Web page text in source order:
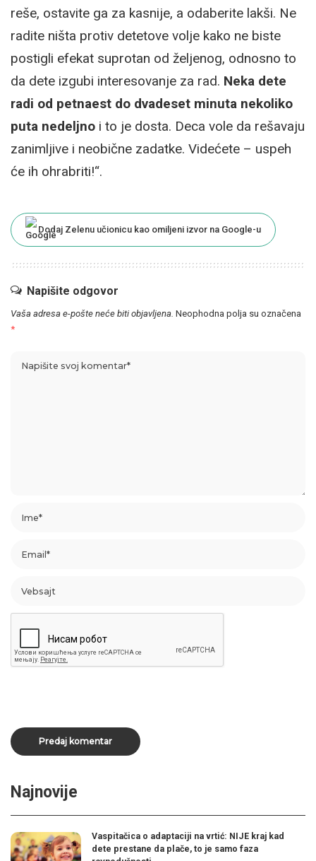
reše, ostavite ga za kasnije, a odaberite lakši. Ne
radite ništa protiv detetove volje kako ne biste
postigli efekat suprotan od željenog, odnosno to
da dete izgubi interesovanje za rad. Neka dete
radi od petnaest do dvadeset minuta nekoliko
puta nedeljno i to je dosta. Deca vole da rešavaju
zanimljive i neobične zadatke. Videćete – uspeh
će ih ohrabriti!“.
Dodaj Zelenu učionicu kao omiljeni izvor na Google-u
Napišite odgovor
Vaša adresa e-pošte neće biti objavljena. Neophodna polja su označena
*
Najnovije
Vaspitačica o adaptaciji na vrtić: NIJE kraj kad
dete prestane da plače, to je samo faza